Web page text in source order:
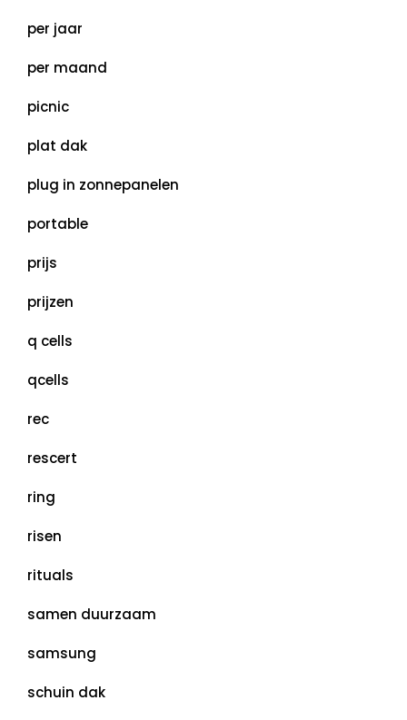
per jaar
per maand
picnic
plat dak
plug in zonnepanelen
portable
prijs
prijzen
q cells
qcells
rec
rescert
ring
risen
rituals
samen duurzaam
samsung
schuin dak